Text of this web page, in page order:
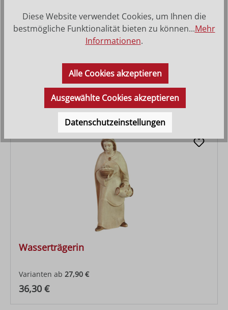
27,90 €
Regulärer Preis:
Wasserträgerin
Varianten ab 27,90 €
Regulärer Preis:
36,30 €
Diese Website verwendet Cookies, um Ihnen die
bestmögliche Funktionalität bieten zu können...Mehr
Informationen.
Alle Cookies akzeptieren
Ausgewählte Cookies akzeptieren
Datenschutzeinstellungen